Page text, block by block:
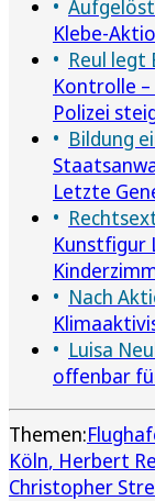
Klebe-
Reul
Kontrolle –
Polizei
Bildung
Letzte
Kunstfigur
Nach
Luisa
offenbar
Themen:
Köln Herbert
Christopher